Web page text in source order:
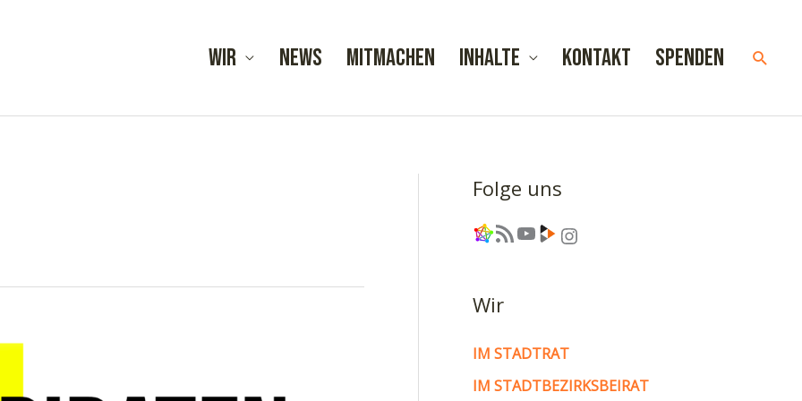
Wir News Mitmachen Inhalte Kontakt Spenden
Folge uns
Link RSS-Feed YouTube Link Instagram
Wir
IM STADTRAT
IM STADTBEZIRKSBEIRAT